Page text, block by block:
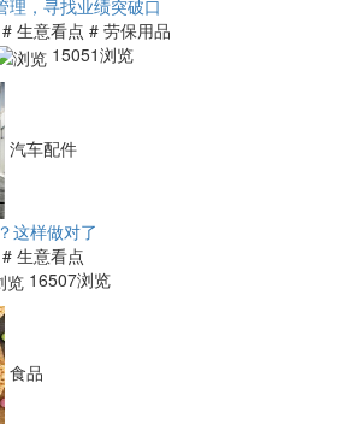
理，寻找业绩突破口
# 生意看点 # 劳保用品
15051浏览
汽车配件
这样做对了
# 生意看点
16507浏览
食品